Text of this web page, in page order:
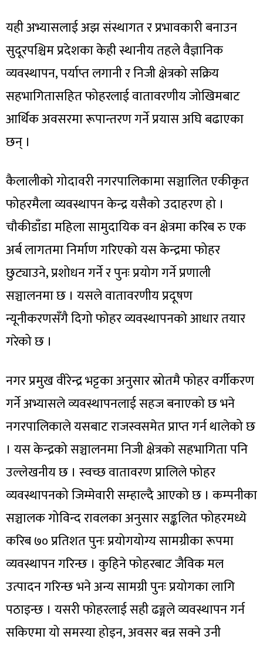
यही अभ्यासलाई अझ संस्थागत र प्रभावकारी बनाउन
सुदूरपश्चिम प्रदेशका केही स्थानीय तहले वैज्ञानिक
व्यवस्थापन, पर्याप्त लगानी र निजी क्षेत्रको सक्रिय
सहभागितासहित फोहरलाई वातावरणीय जोखिमबाट
आर्थिक अवसरमा रूपान्तरण गर्ने प्रयास अघि बढाएका
छन् ।
कैलालीको गोदावरी नगरपालिकामा सञ्चालित एकीकृत
फोहरमैला व्यवस्थापन केन्द्र यसैको उदाहरण हो ।
चौकीडाँडा महिला सामुदायिक वन क्षेत्रमा करिब रु एक
अर्ब लागतमा निर्माण गरिएको यस केन्द्रमा फोहर
छुट्याउने, प्रशोधन गर्ने र पुनः प्रयोग गर्ने प्रणाली
सञ्चालनमा छ । यसले वातावरणीय प्रदूषण
न्यूनीकरणसँगै दिगो फोहर व्यवस्थापनको आधार तयार
गरेको छ ।
नगर प्रमुख वीरेन्द्र भट्टका अनुसार स्रोतमै फोहर वर्गीकरण
गर्ने अभ्यासले व्यवस्थापनलाई सहज बनाएको छ भने
नगरपालिकाले यसबाट राजस्वसमेत प्राप्त गर्न थालेको छ
। यस केन्द्रको सञ्चालनमा निजी क्षेत्रको सहभागिता पनि
उल्लेखनीय छ । स्वच्छ वातावरण प्रालिले फोहर
व्यवस्थापनको जिम्मेवारी सम्हाल्दै आएको छ । कम्पनीका
सञ्चालक गोविन्द रावलका अनुसार सङ्कलित फोहरमध्ये
करिब ७० प्रतिशत पुनः प्रयोगयोग्य सामग्रीका रूपमा
व्यवस्थापन गरिन्छ । कुहिने फोहरबाट जैविक मल
उत्पादन गरिन्छ भने अन्य सामग्री पुनः प्रयोगका लागि
पठाइन्छ । यसरी फोहरलाई सही ढङ्गले व्यवस्थापन गर्न
सकिएमा यो समस्या होइन, अवसर बन्न सक्ने उनी